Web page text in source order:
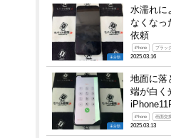
未分類
水濡れに
なくなっ
依頼
iPhone ブラッ
2025.03.16
未分類
地面に落
端が白く
iPhone 画面交
2025.03.13